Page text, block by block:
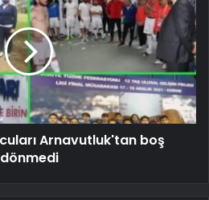
Arnavutluk'tan boş
dönmedi